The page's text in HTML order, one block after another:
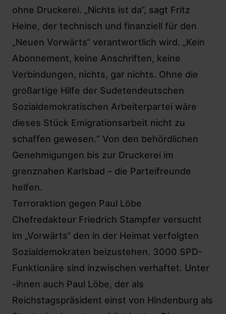
ohne Druckerei. „Nichts ist da“, sagt Fritz
Heine, der technisch und finanziell für den
„Neuen Vorwärts“ verantwortlich wird. „Kein
Abonnement, keine Anschriften, keine
Verbindungen, nichts, gar nichts. Ohne die
großartige Hilfe der Sudetendeutschen
Sozialdemokratischen Arbeiterpartei wäre
dieses Stück Emigrationsarbeit nicht zu
schaffen gewesen.“ Von den behördlichen
Genehmigungen bis zur Druckerei im
grenznahen Karlsbad – die Parteifreunde
helfen.
Terroraktion gegen Paul Löbe
Chefredakteur Friedrich Stampfer versucht
im „Vorwärts“ den in der Heimat verfolgten
Sozialdemokraten beizustehen. 3000 SPD-
Funktionäre sind inzwischen verhaftet. Unter
-ihnen auch Paul Löbe, der als
Reichstagspräsident einst von Hindenburg als